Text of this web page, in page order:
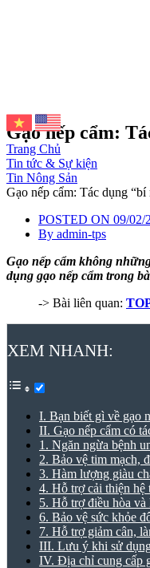
Gạo nếp cẩm:
Trang Chủ
Tin tức & Sự kiện
Tin Nông Sản
Gạo nếp cẩm: Tác dụng
POSTED ON 09/02/
By admin-tps
Gạo nếp cẩm không
dụng gạo nếp cẩm trong
-> Bài liên quan:
XEM NHANH:
I. Bạn biết gì về gạo
II. Gạo nếp cẩm có
1. Ngăn ngừa bệnh
2. Bảo vệ tim mạch,
3. Hàm lượng giàu
4. Hỗ trợ cải thiện hệ
5. Hỗ trợ điều hòa
6. Bảo vệ sức khỏe
7. Hỗ trợ giảm cân,
III. Lưu ý khi sử dụng
IV. Địa chỉ cung cấp